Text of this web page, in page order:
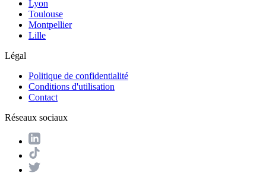
Lyon
Toulouse
Montpellier
Lille
Légal
Politique de confidentialité
Conditions d'utilisation
Contact
Réseaux sociaux